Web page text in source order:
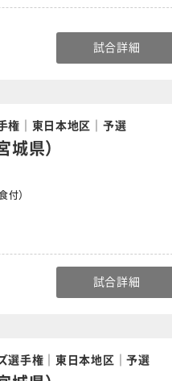
試合詳細
権｜東日本地区｜予選
城県）
付）
試合詳細
選手権｜東日本地区｜予選